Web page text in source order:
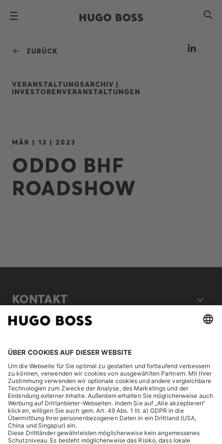
ZURÜCK
VERANSTALTUNGSARCHIV |
INVESTORENVERANSTALTUNGEN
MÄR | 13 | 2023
ODDO BHF
ROADSHOW
KONTAKT
ENTDECKEN